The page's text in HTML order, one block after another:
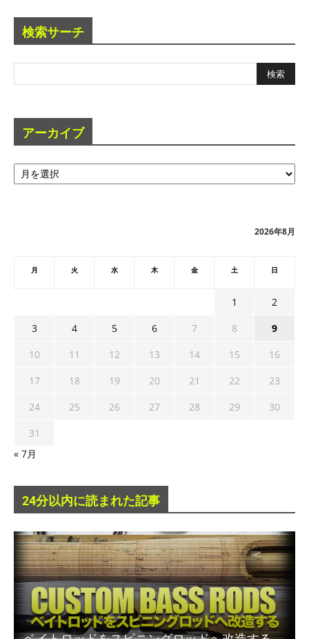
検索サーチ
アーカイブ
ア
ー
2026年8月
月 火 水 木 金 土 日
1
2
3
4 5 6 7 8
9
10
11 12 13 14 15
16
17
18 19 20 21 22
23
24
25 26 27 28 29
30
31
« 7月
24分以内に読まれた記事